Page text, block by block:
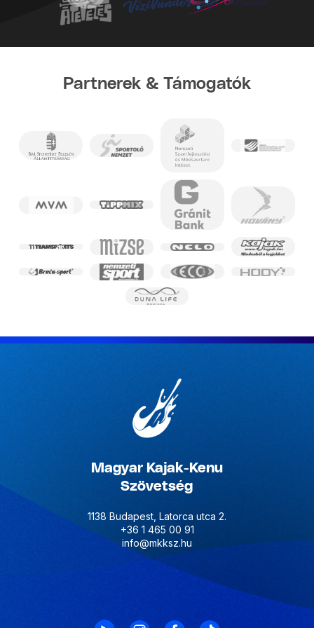
Partnerek & Támogatók
Magyar Kajak-Kenu
Szövetség
1138 Budapest, Latorca utca 2.
+36 1 465 00 91
info@mkksz.hu